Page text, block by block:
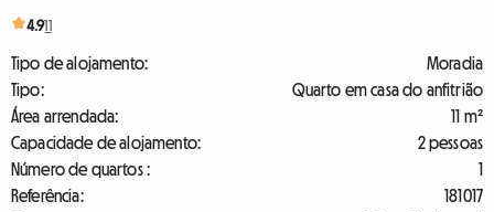
4.911
Tipo de alojamento:
Moradia
Tipo:
Quarto em casa do anfitrião
Área arrendada:
11 m²
Capacidade de alojamento:
2 pessoas
Número de quartos :
1
Referência:
181017